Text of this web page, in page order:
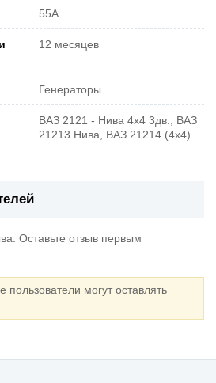
55А
12 месяцев
Генераторы
ВАЗ 2121 - Нива 4х4 3дв., ВАЗ
21213 Нива, ВАЗ 21214 (4x4)
Оставьте отзыв первым
пользователи могут оставлять